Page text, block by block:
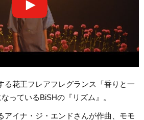
る花王フレアフレグランス「香りと一
っているBiSHの『リズム』。
アイナ・ジ・エンドさんが作曲、モモ